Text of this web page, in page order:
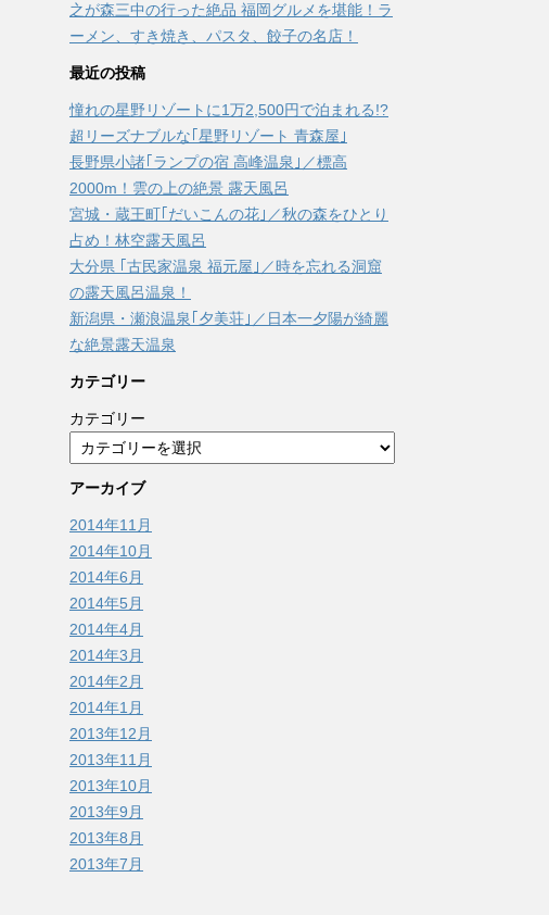
之が森三中の行った絶品 福岡グルメを堪能！ラ
ーメン、すき焼き、パスタ、餃子の名店！
最近の投稿
憧れの星野リゾートに1万2,500円で泊まれる!?
超リーズナブルな｢星野リゾート 青森屋｣
長野県小諸｢ランプの宿 高峰温泉｣／標高
2000m！雲の上の絶景 露天風呂
宮城・蔵王町｢だいこんの花｣／秋の森をひとり
占め！林空露天風呂
大分県 ｢古民家温泉 福元屋｣／時を忘れる洞窟
の露天風呂温泉！
新潟県・瀬浪温泉｢夕美荘｣／日本一夕陽が綺麗
な絶景露天温泉
カテゴリー
カテゴリー
アーカイブ
2014年11月
2014年10月
2014年6月
2014年5月
2014年4月
2014年3月
2014年2月
2014年1月
2013年12月
2013年11月
2013年10月
2013年9月
2013年8月
2013年7月